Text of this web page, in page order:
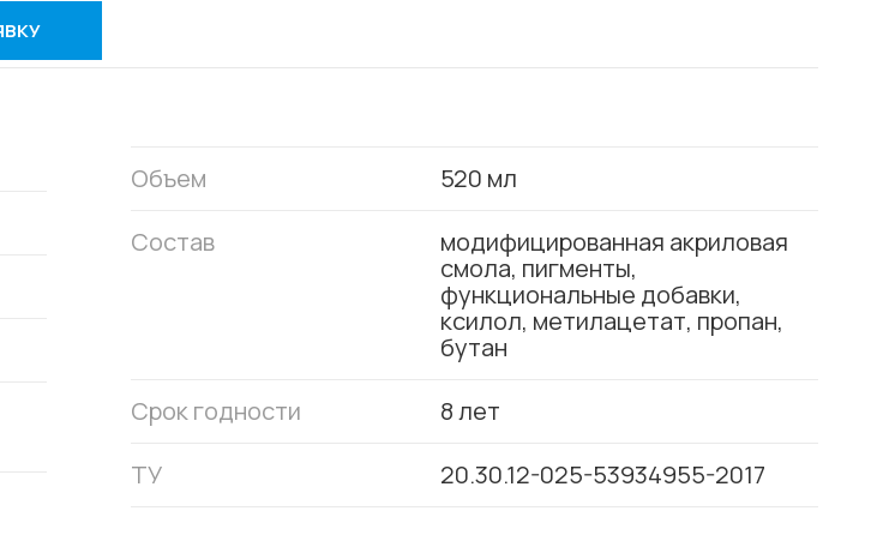
Объем
520 мл
Состав
модифицированная акриловая
смола, пигменты,
функциональные добавки,
ксилол, метилацетат, пропан,
бутан
Срок годности
8 лет
ТУ
20.30.12-025-53934955-2017